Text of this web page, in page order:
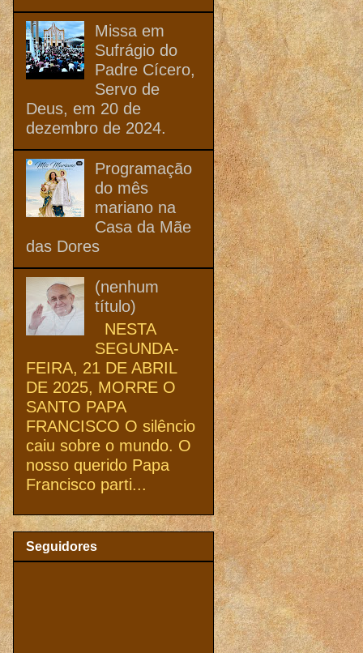
Missa em
Sufrágio do
Padre Cícero,
Servo de
Deus, em 20 de
dezembro de 2024.
Programação
do mês
mariano na
Casa da Mãe
das Dores
(nenhum
título)
NESTA
SEGUNDA-
FEIRA, 21 DE ABRIL
DE 2025, MORRE O
SANTO PAPA
FRANCISCO O silêncio
caiu sobre o mundo. O
nosso querido Papa
Francisco parti...
Seguidores